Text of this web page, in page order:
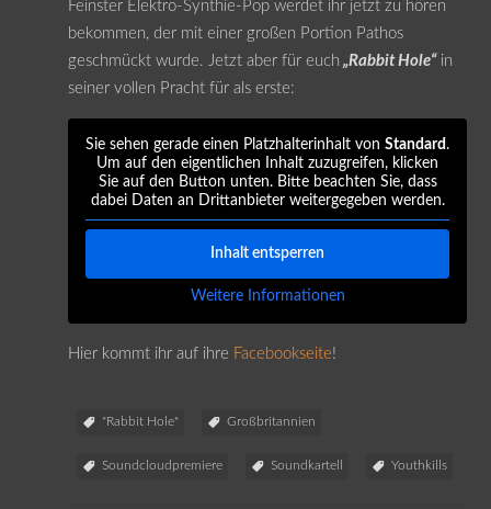
Feinster Elektro-Synthie-Pop werdet ihr jetzt zu hören
bekommen, der mit einer großen Portion Pathos
geschmückt wurde. Jetzt aber für euch „Rabbit Hole“in
seiner vollen Pracht für als erste:
Sie sehen gerade einen Platzhalterinhalt von Standard .
Um auf den eigentlichen Inhalt zuzugreifen, klicken
Sie auf den Button unten. Bitte beachten Sie, dass
dabei Daten an Drittanbieter weitergegeben werden.
Inhalt entsperren
Weitere Informationen
Hier kommt ihr auf ihre Facebookseite!
"Rabbit Hole" Großbritannien
Soundcloudpremiere Soundkartell Youthkills